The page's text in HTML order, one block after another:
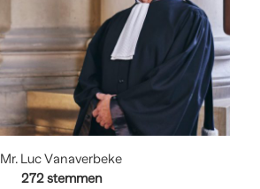
Mr. Luc Vanaverbeke
272stemmen